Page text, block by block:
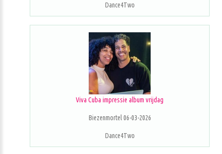
Dance4Two
Viva Cuba impressie album vrijdag
Biezenmortel 06-03-2026
Dance4Two